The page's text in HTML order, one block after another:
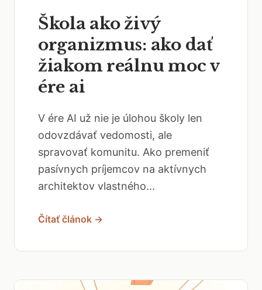
Škola ako živý
organizmus: ako dať
žiakom reálnu moc v
ére ai
V ére AI už nie je úlohou školy len
odovzdávať vedomosti, ale
spravovať komunitu. Ako premeniť
pasívnych príjemcov na aktívnych
architektov vlastného...
Čítať článok →